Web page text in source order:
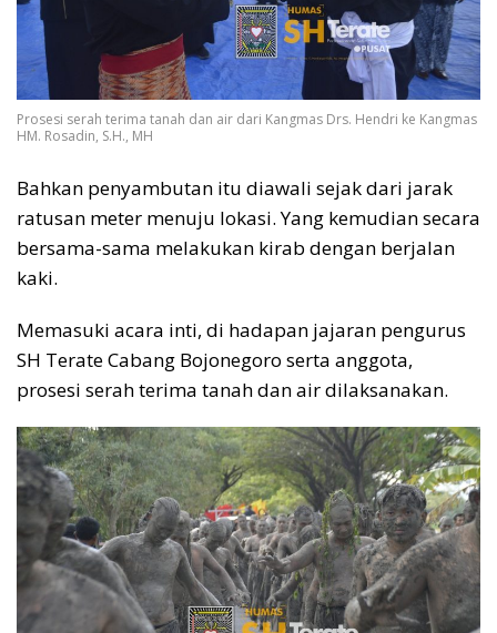
Prosesi serah terima tanah dan air dari Kangmas Drs. Hendri ke Kangmas
HM. Rosadin, S.H., MH
Bahkan penyambutan itu diawali sejak dari jarak
ratusan meter menuju lokasi. Yang kemudian secara
bersama-sama melakukan kirab dengan berjalan
kaki.
Memasuki acara inti, di hadapan jajaran pengurus
SH Terate Cabang Bojonegoro serta anggota,
prosesi serah terima tanah dan air dilaksanakan.